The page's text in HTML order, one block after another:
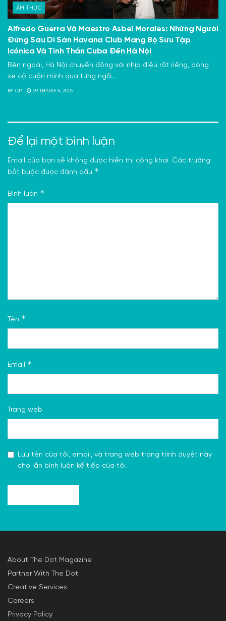
ẨM THỰC
Alfredo Guerra Và Maestro Asbel Morales: Những Người
Đứng Sau Di Sản Havana Club Mang Bộ Sưu Tập
Icónica Và Tinh Thần Cuba Đến Hà Nội
Bên ngoài, Hà Nội chuyển động với nhịp điệu rất riêng, dòng
xe cộ cuộn mình qua từng ngã...
BY CP 29 THÁNG 5, 2026
Để lại một bình luận
Email của bạn sẽ không được hiển thị công khai. Các trường
bắt buộc được đánh dấu *
Bình luận *
Tên *
Email *
Trang web
Lưu tên của tôi, email, và trang web trong trình duyệt này
cho lần bình luận kế tiếp của tôi.
About The Dot Magazine
Partner With The Dot
Creative Services
Careers
Privacy Policy